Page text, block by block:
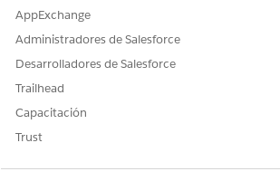
AppExchange
Administradores de Salesforce
Desarrolladores de Salesforce
Trailhead
Capacitación
Trust